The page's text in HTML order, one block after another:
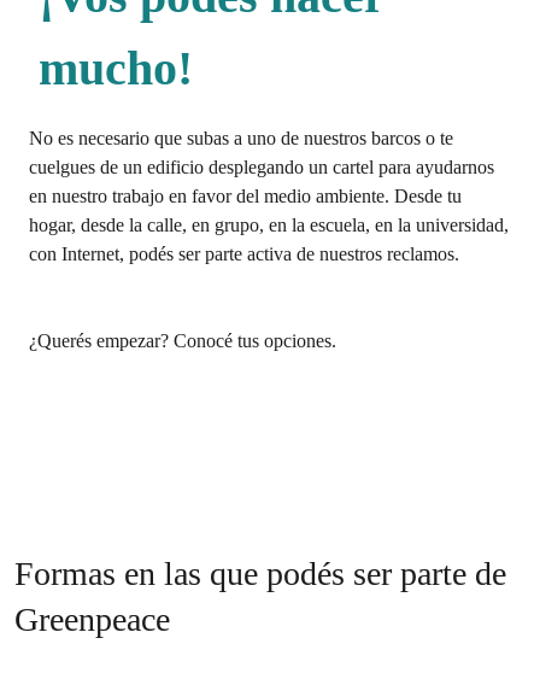
mucho!
No es necesario que subas a uno de nuestros barcos o te
cuelgues de un edificio desplegando un cartel para ayudarnos
en nuestro trabajo en favor del medio ambiente. Desde tu
hogar, desde la calle, en grupo, en la escuela, en la universidad,
con Internet, podés ser parte activa de nuestros reclamos.
¿Querés empezar? Conocé tus opciones.
Formas en las que podés ser parte de
Greenpeace